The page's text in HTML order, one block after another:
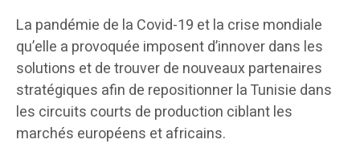
La pandémie de la Covid-19 et la crise mondiale
qu’elle a provoquée imposent d’innover dans les
solutions et de trouver de nouveaux partenaires
stratégiques afin de repositionner la Tunisie dans
les circuits courts de production ciblant les
marchés européens et africains.